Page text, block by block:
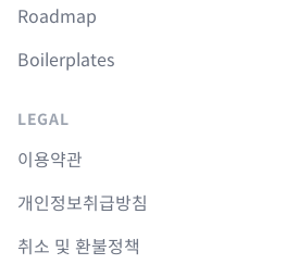
Roadmap
Boilerplates
LEGAL
이용약관
개인정보취급방침
취소 및 환불정책